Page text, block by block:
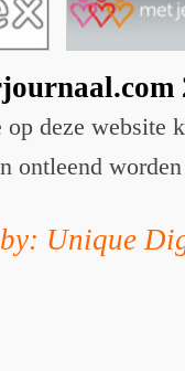
deze website
ontleend worden
Unique